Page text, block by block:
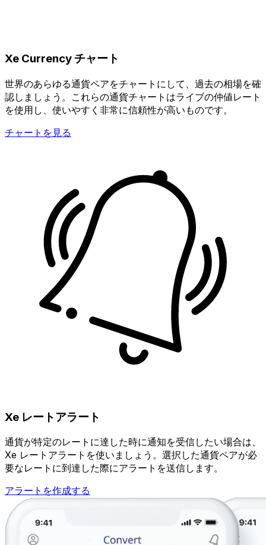
Xe Currency チャート
世界のあらゆる通貨ペアをチャートにして、過去の相場を確
認しましょう。これらの通貨チャートはライブの仲値レート
を使用し、使いやすく非常に信頼性が高いものです。
チャートを見る
Xe レートアラート
通貨が特定のレートに達した時に通知を受信したい場合は、
Xe レートアラートを使いましょう。選択した通貨ペアが必
要なレートに到達した際にアラートを送信します。
アラートを作成する